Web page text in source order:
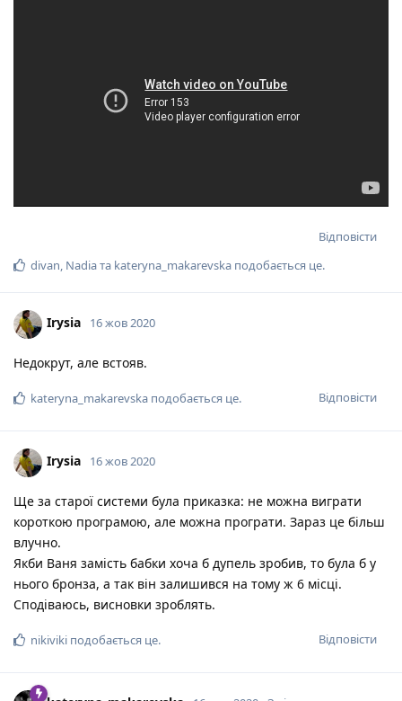
Відповісти
divan Nadiaта kateryna_makarevska подобається це.
Irysia 16 жов 2020
Недокрут, але встояв.
Відповісти
kateryna_makarevska подобається це.
Irysia 16 жов 2020
Ще за старої системи була приказка: не можна виграти
короткою програмою, але можна програти. Зараз це більш
влучно.
Якби Ваня замість бабки хоча б дупель зробив, то була б у
нього бронза, а так він залишився на тому ж 6 місці.
Сподіваюсь, висновки зроблять.
Відповісти
nikiviki подобається це.